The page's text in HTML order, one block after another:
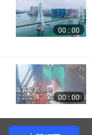
00 : 00
00 : 00